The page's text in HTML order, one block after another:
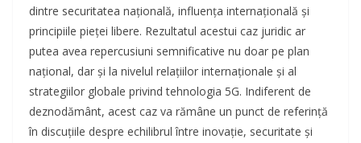
dintre securitatea națională, influența internațională și
principiile pieței libere. Rezultatul acestui caz juridic ar
putea avea repercusiuni semnificative nu doar pe plan
național, dar și la nivelul relațiilor internaționale și al
strategiilor globale privind tehnologia 5G. Indiferent de
deznodământ, acest caz va rămâne un punct de referință
în discuțiile despre echilibrul între inovație, securitate și